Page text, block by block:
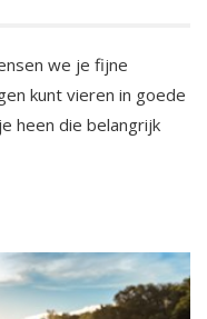
we je fijne
kunt vieren in goede
heen die belangrijk